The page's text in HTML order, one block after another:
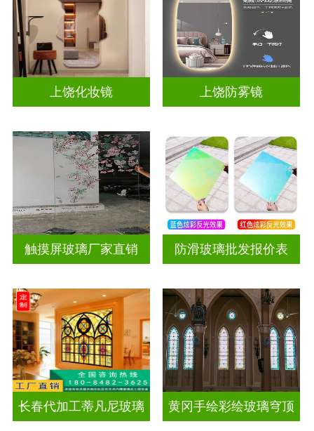
上饶化妆镜 上饶防雾镜
触摸屏玻璃厂家直销 防滑玻璃批发报价表
长春代加工蒂凡尼玻璃 黄冈手绘彩绘玻璃穹顶